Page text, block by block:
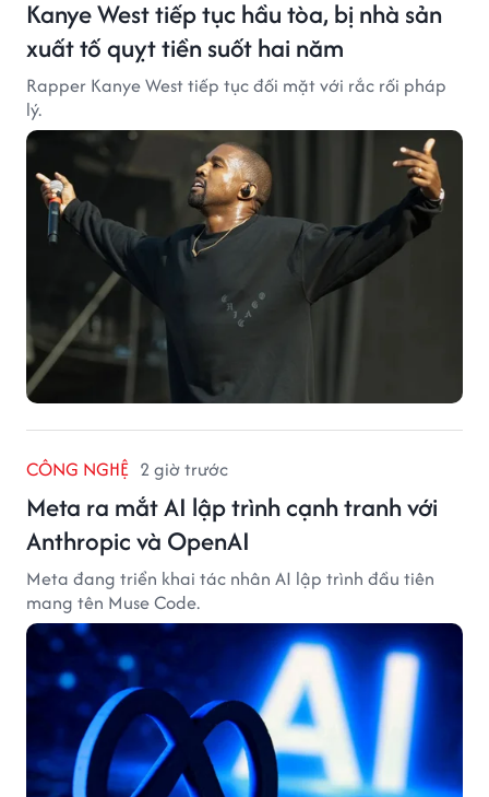
Kanye West tiếp tục hầu tòa, bị nhà sản
xuất tố quỵt tiền suốt hai năm
Rapper Kanye West tiếp tục đối mặt với rắc rối pháp
lý.
CÔNG NGHỆ 2 giờ trước
Meta ra mắt AI lập trình cạnh tranh với
Anthropic và OpenAI
Meta đang triển khai tác nhân AI lập trình đầu tiên
mang tên Muse Code.